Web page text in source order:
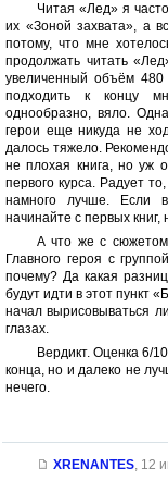
Читая «Лед» я
их «Зоной захвата», а
потому, что мне
продолжать читать
увеличенный объём
подходить к концу
однообразно, вяло.
герои еще никуда не
далось тяжело.
не плохая книга, но уж
первого курса. Радует
намного лучше. Если
начинайте с первых книг,
А что же с
Главного героя с
почему? Да какая
будут идти в этот пункт
начал вырисовываться
глазах.
Вердикт. Оценка 6/
конца, но и далеко не
нечего.
XRENANTES, 12